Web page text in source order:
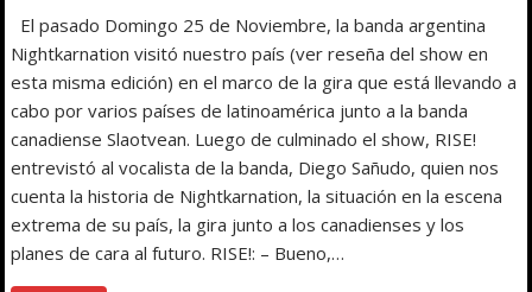
El pasado Domingo 25 de Noviembre, la banda argentina
Nightkarnation visitó nuestro país (ver reseña del show en
esta misma edición) en el marco de la gira que está llevando a
cabo por varios países de latinoamérica junto a la banda
canadiense Slaotvean. Luego de culminado el show, RISE!
entrevistó al vocalista de la banda, Diego Sañudo, quien nos
cuenta la historia de Nightkarnation, la situación en la escena
extrema de su país, la gira junto a los canadienses y los
planes de cara al futuro. RISE!: – Bueno,…